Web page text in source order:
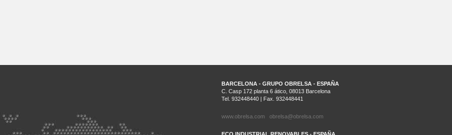
BARCELONA - GRUPO OBRELSA - ESPAÑA
C. Casp 172 planta 6 ático, 08013 Barcelona
Tel. 932448440 | Fax. 932448441
www.obrelsa.com obrelsa@obrelsa.com